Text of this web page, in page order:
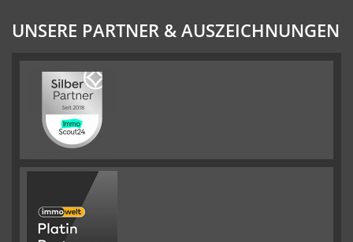
UNSERE PARTNER & AUSZEICHNUNGEN